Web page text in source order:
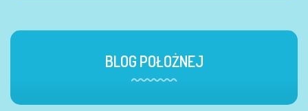
BLOG POŁOŻNEJ